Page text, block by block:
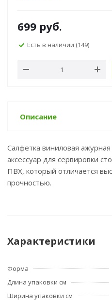
699 руб.
Есть в наличии (149)
Описание
Салфетка виниловая
аксессуар для сервировки
ПВХ, который отличается
прочностью.
Характеристики
Форма
Длина упаковки см
Ширина упаковки см